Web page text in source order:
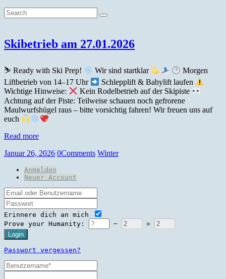
Skibetrieb am 27.01.2026
⛷ Ready with Ski Prep! Wir sind startklar
Morgen
Liftbetrieb von 14–17 Uhr
Schlepplift & Babylift laufen
Wichtige Hinweise:
Kein Rodelbetrieb auf der Skipiste
Achtung auf der Piste: Teilweise schauen noch gefrorene
Maulwurfshügel raus – bitte vorsichtig fahren! Wir freuen uns auf
euch
Read more
Januar 26, 2026 0Comments Winter
Anmelden
Neuer Account
Erinnere dich an mich
Prove your Humanity:
−
=
Login
Passwort vergessen?